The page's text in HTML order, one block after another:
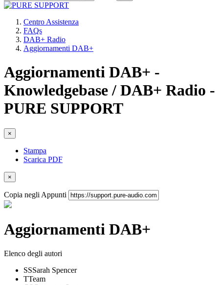
Centro Assistenza
FAQs
DAB+ Radio
Aggiornamenti DAB+
Aggiornamenti DAB+ -
Knowledgebase / DAB+ Radio -
PURE SUPPORT
×
Stampa
Scarica PDF
×
Copia negli Appunti
Aggiornamenti DAB+
Elenco degli autori
SSSarah Spencer
TTeam